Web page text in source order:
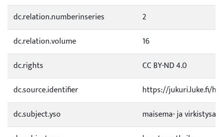
dc.relation.numberinseries
2
dc.relation.volume
16
dc.rights
CC BY-ND 4.0
dc.source.identifier
https://jukuri.luke.fi/
dc.subject.yso
maisema- ja